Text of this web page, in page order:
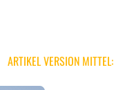
ARTIKEL VERSION MITTEL: